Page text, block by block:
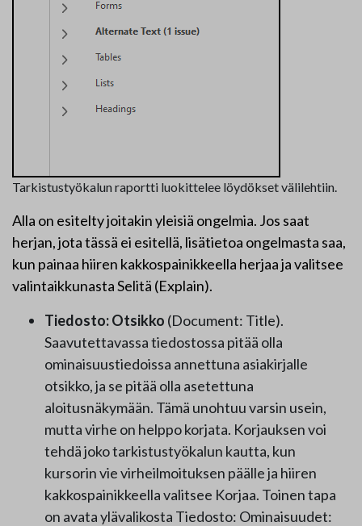
Tarkistustyökalun raportti luokittelee löydökset välilehtiin.
Alla on esitelty joitakin yleisiä ongelmia. Jos saat
herjan, jota tässä ei esitellä, lisätietoa ongelmasta saa,
kun painaa hiiren kakkospainikkeella herjaa ja valitsee
valintaikkunasta Selitä (Explain).
Tiedosto: Otsikko (Document: Title).
Saavutettavassa tiedostossa pitää olla
ominaisuustiedoissa annettuna asiakirjalle
otsikko, ja se pitää olla asetettuna
aloitusnäkymään. Tämä unohtuu varsin usein,
mutta virhe on helppo korjata. Korjauksen voi
tehdä joko tarkistustyökalun kautta, kun
kursorin vie virheilmoituksen päälle ja hiiren
kakkospainikkeella valitsee Korjaa. Toinen tapa
on avata ylävalikosta Tiedosto: Ominaisuudet: